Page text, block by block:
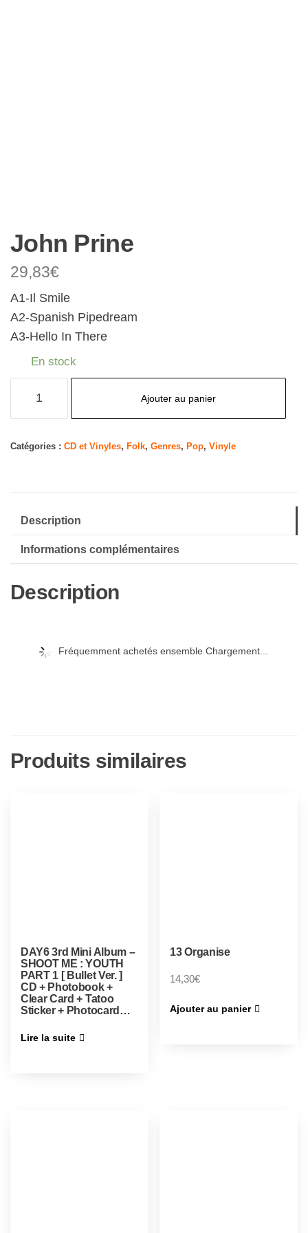
John Prine
29,83€
A1-Il Smile
A2-Spanish Pipedream
A3-Hello In There
En stock
Prine
Ajouter au panier
Catégories : CD et Vinyles, Folk, Genres, Pop, Vinyle
Description
Informations complémentaires
Description
Fréquemment achetés ensemble Chargement...
Produits similaires
DAY6 3rd Mini Album –
SHOOT ME : YOUTH
PART 1 [ Bullet Ver. ]
CD + Photobook +
Clear Card + Tatoo
Sticker + Photocard…
Lire la suite
13 Organise
14,30€
Ajouter au panier